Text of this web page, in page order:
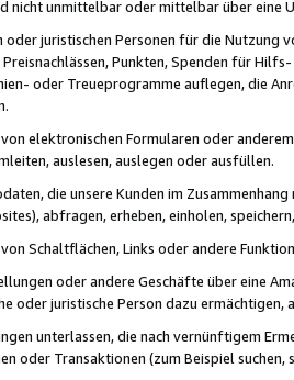
nicht unmittelbar oder mittelbar über eine
oder juristischen Personen für die Nutzung
Punkten, Spenden für
oder Treueprogramme auflegen, die
elektronischen Formularen oder
auslesen, auslegen oder ausfüllen.
die unsere Kunden im
abfragen, erheben, einholen,
Schaltflächen, Links oder andere
oder andere Geschäfte über eine
oder juristische Person dazu
unterlassen, die nach vernünftigem
oder Transaktionen (zum Beispiel